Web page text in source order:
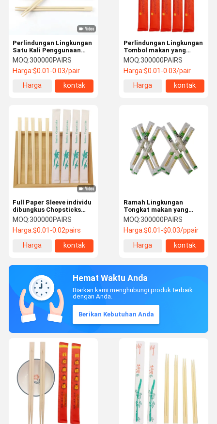
Perlindungan Lingkungan
Satu Kali Penggunaan
Bambu Tongkat Makan
Ringan Tongkat Makan
yang Dibungkus Secara
MOQ:300000PAIRS
Harga:$0.01-0.03/pair
Harga
kontak
Perlindungan Lingkungan
Tombol makan yang
dibungkus secara
individual untuk dibawa
pergi Tombol makan
bambu Tensoge
MOQ:300000PAIRS
Harga:$0.01-0.03/pair
Harga
kontak
Full Paper Sleeve individu
dibungkus Chopsticks
Bambu Bulat Twin
Chopsticks
MOQ:300000PAIRS
Harga:$0.01-0.02pairs
Harga
kontak
Ramah Lingkungan
Tongkat makan yang
dibungkus secara
individual Mudah
dibersihkan Tongkat
makan khusus Grosir
MOQ:300000PAIRS
Harga:$0.01-$0.03/ppair
Harga
kontak
Hemat Waktu Anda
Biarkan kami menghubungi produk terbaik
dengan Anda.
Berikan Kebutuhan Anda